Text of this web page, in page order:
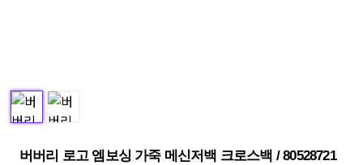
버버리 로고 엠보싱 가죽 메신저백 크로스백 / 80528721